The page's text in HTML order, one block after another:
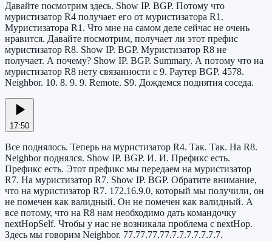
Давайте посмотрим здесь. Show IP. BGP. Потому что
муристизатор R4 получает его от муристизатора R1.
Муристизатора R1. Что мне на самом деле сейчас не очень
нравится. Давайте посмотрим, получает ли этот префис
муристизатор R8. Show IP. BGP. Муристизатор R8 не
получает. А почему? Show IP. BGP. Summary. А потому что на
муристизатор R8 нету связанности с 9. Раутер BGP. 4578.
Neighbor. 10. 8. 9. 9. Remote. S9. Дождемся поднятия соседа.
17:50
Все поднялось. Теперь на муристизатор R4. Так. Так. На R8.
Neighbor поднялся. Show IP. BGP. И. И. Префикс есть.
Префикс есть. Этот префикс мы передаем на муристизатор
R7. На муристизатор R7. Show IP. BGP. Обратите внимание,
что на муристизатор R7. 172.16.9.0, который мы получили, он
не помечен как валидный. Он не помечен как валидный. А
все потому, что на R8 нам необходимо дать командочку
nextHopSelf. Чтобы у нас не возникала проблема с nextHop.
Здесь мы говорим Neighbor. 77.77.77.77.7.7.7.7.7.7.7.